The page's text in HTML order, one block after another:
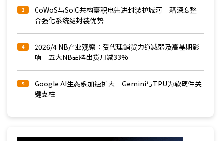
3
CoWoS与SoIC共构臺积电先进封装护城河 藉深度整
合强化系统级封装优势
4
2026/4 NB产业观察：受代理舖货力道减弱及高基期影
响 五大NB品牌出货月减33%
5
Google AI生态系加速扩大 Gemini与TPU为软硬件关
键支柱